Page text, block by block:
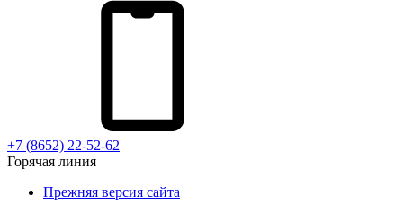
+7 (8652) 22-52-62
Горячая линия
Прежняя версия сайта